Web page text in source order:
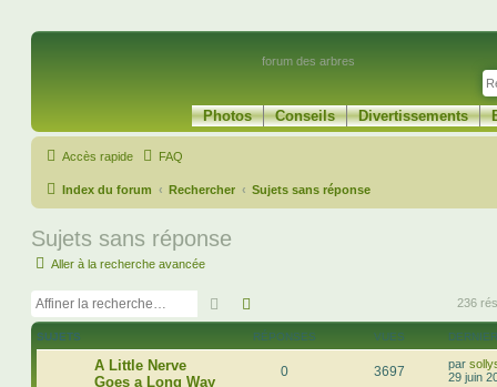
forum des arbres
Photos Conseils Divertissements
Accès rapide FAQ
Index du forum Rechercher Sujets sans réponse
Sujets sans réponse
Aller à la recherche avancée
Rechercher 236
SUJETS RÉPONSES VUES
A Little Nerve
Goes a Long Way
0 3697 par
29 juin